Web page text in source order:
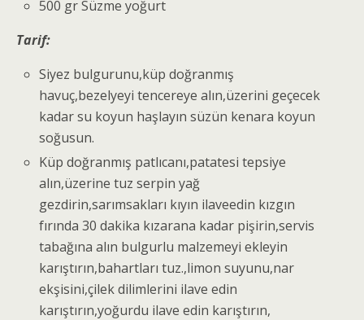
500 gr Süzme yoğurt
Tarif:
Siyez bulgurunu,küp doğranmış
havuç,bezelyeyi tencereye alın,üzerini geçecek
kadar su koyun haşlayın süzün kenara koyun
soğusun.
Küp doğranmış patlıcanı,patatesi tepsiye
alın,üzerine tuz serpin yağ
gezdirin,sarımsakları kıyın ilaveedin kızgın
fırında 30 dakika kızarana kadar pişirin,servis
tabağına alın bulgurlu malzemeyi ekleyin
karıştırın,bahartları tuz.,limon suyunu,nar
ekşisini,çilek dilimlerini ilave edin
karıştırın,yoğurdu ilave edin karıştırın,